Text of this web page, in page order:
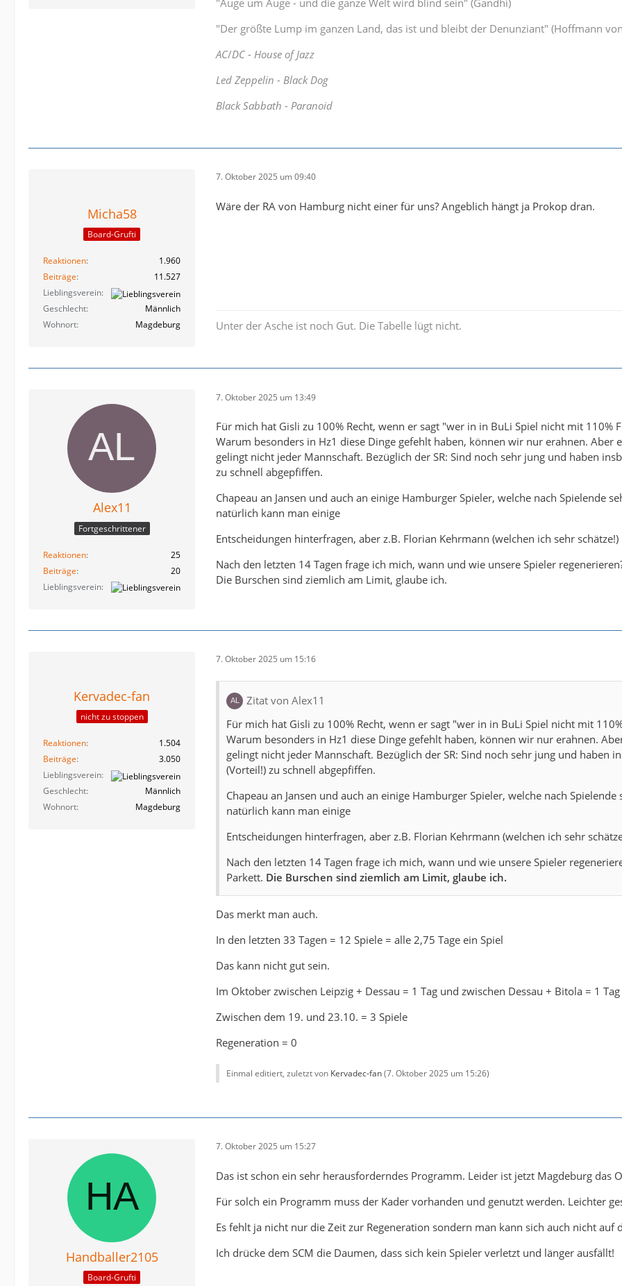
"Der größte Lump im ganzen Land, das ist und bleibt der Denunziant" (Hoffmann
AC/DC - House of Jazz
Led Zeppelin - Black Dog
Black Sabbath - Paranoid
Micha58
Board-Grufti
Reaktionen
1.960
Beiträge
11.527
Lieblingsverein
Geschlecht
Männlich
Wohnort
Magdeburg
7. Oktober 2025 um 09:40
Wäre der RA von Hamburg nicht einer für uns? Angeblich hängt ja Prokop dran.
Unter der Asche ist noch Gut. Die Tabelle lügt nicht.
Alex11
Fortgeschrittener
Reaktionen
25
Beiträge
20
Lieblingsverein
7. Oktober 2025 um 13:49
Für mich hat Gisli zu 100% Recht, wenn er sagt "wer in in BuLi Spiel nicht mit
Warum besonders in Hz1 diese Dinge gefehlt haben, können wir nur erahnen. Aber
gelingt nicht jeder Mannschaft. Bezüglich der SR: Sind noch sehr jung und haben
zu schnell abgepfiffen.
Chapeau an Jansen und auch an einige Hamburger Spieler, welche nach Spielende
natürlich kann man einige
Entscheidungen hinterfragen, aber z.B. Florian Kehrmann (welchen ich sehr
Nach den letzten 14 Tagen frage ich mich, wann und wie unsere Spieler
Die Burschen sind ziemlich am Limit, glaube ich.
Kervadec-fan
nicht zu stoppen
Reaktionen
1.504
Beiträge
3.050
Lieblingsverein
Geschlecht
Männlich
Wohnort
Magdeburg
7. Oktober 2025 um 15:16
Zitat von Alex11
Für mich hat Gisli zu 100% Recht, wenn er sagt "wer in in BuLi Spiel nicht mit
Warum besonders in Hz1 diese Dinge gefehlt haben, können wir nur erahnen.
gelingt nicht jeder Mannschaft. Bezüglich der SR: Sind noch sehr jung und haben
(Vorteil!) zu schnell abgepfiffen.
Chapeau an Jansen und auch an einige Hamburger Spieler, welche nach
natürlich kann man einige
Entscheidungen hinterfragen, aber z.B. Florian Kehrmann (welchen ich sehr
Nach den letzten 14 Tagen frage ich mich, wann und wie unsere Spieler
Parkett. Die Burschen sind ziemlich am Limit, glaube ich.
Das merkt man auch.
In den letzten 33 Tagen = 12 Spiele = alle 2,75 Tage ein Spiel
Das kann nicht gut sein.
Im Oktober zwischen Leipzig + Dessau = 1 Tag und zwischen Dessau + Bitola = 1 Tag
Zwischen dem 19. und 23.10. = 3 Spiele
Regeneration = 0
Einmal editiert, zuletzt von Kervadec-fan(7. Oktober 2025 um 15:26)
Handballer2105
Board-Grufti
7. Oktober 2025 um 15:27
Das ist schon ein sehr herausforderndes Programm. Leider ist jetzt Magdeburg das
Für solch ein Programm muss der Kader vorhanden und genutzt werden. Leichter
Es fehlt ja nicht nur die Zeit zur Regeneration sondern man kann sich auch nicht auf
Ich drücke dem SCM die Daumen, dass sich kein Spieler verletzt und länger ausfällt!